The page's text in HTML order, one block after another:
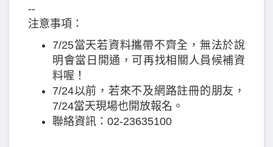
--
注意事項：
7/25當天若資料攜帶不齊全，無法於說
明會當日開通，可再找相關人員候補資
料喔！
7/24以前，若來不及網路註冊的朋友，
7/24當天現場也開放報名。
聯絡資訊：02-23635100